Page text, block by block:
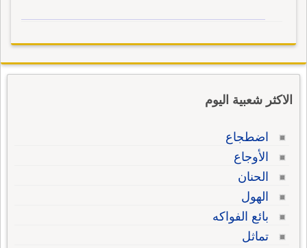
الاكثر شعبية اليوم
اضطجاع
الأوجاع
الحنان
الهول
بائع الفواكه
تماثل